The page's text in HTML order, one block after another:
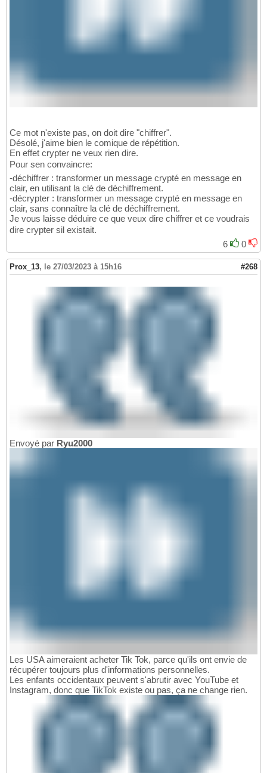
Ce mot n'existe pas, on doit dire "chiffrer".
Désolé, j'aime bien le comique de répétition.
En effet crypter ne veux rien dire.
Pour sen convaincre:
-déchiffrer : transformer un message crypté en message en
clair, en utilisant la clé de déchiffrement.
-décrypter : transformer un message crypté en message en
clair, sans connaître la clé de déchiffrement.
Je vous laisse déduire ce que veux dire chiffrer et ce voudrais
dire crypter sil existait.
6
0
Prox_13, le 27/03/2023 à 15h16 #268
Envoyé par Ryu2000
Les USA aimeraient acheter Tik Tok, parce qu'ils ont envie de
récupérer toujours plus d'informations personnelles.
Les enfants occidentaux peuvent s'abrutir avec YouTube et
Instagram, donc que TikTok existe ou pas, ça ne change rien.